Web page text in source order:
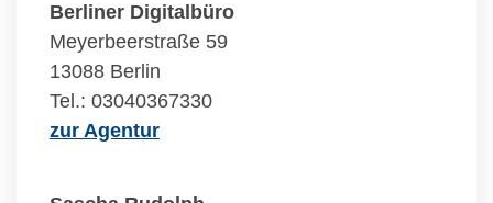
Berliner Digitalbüro
Meyerbeerstraße 59
13088 Berlin
Tel.: 03040367330
zur Agentur